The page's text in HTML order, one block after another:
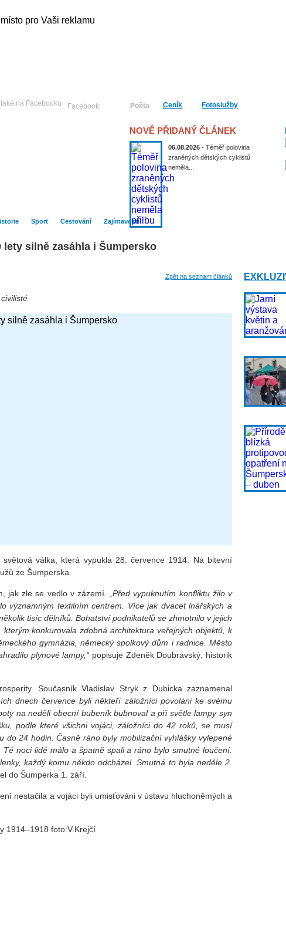
Facebook Pošta Ceník Fotoslužby
NOVĚ PŘIDANÝ ČLÁNEK
06.08.2026 - Téměř polovina
zraněných dětských cyklistů
neměla...
Sport Cestování Zajímavosti
silně zasáhla i Šumpersko
Zpět na seznam článků
válka, která vypukla 28. července 1914. Na bitevní
ze Šumperska.
jak zle se vedlo v zázemí.
„Před vypuknutím konfliktu žilo v
významným textilním centrem. Více jak dvacet lnářských a
tisíc dělníků. Bohatství podnikatelů se zhmotnilo v jejich
konkurovala zdobná architektura veřejných objektů, k
gymnázia, německý spolkový dům i radnice. Město
plynové lampy,“ popisuje Zdeněk Doubravský, historik
Současník Vladislav Stryk z Dubicka zaznamenal
dnech července byli někteří záložníci povoláni ke svému
na neděli obecní bubeník bubnoval a při světle lampy syn
podle které všichni vojáci, záložníci do 42 roků, se musí
do 24 hodin. Časně ráno byly mobilizační vyhlášky vylepené
noci lidé málo a špatně spali a ráno bylo smutné loučení.
každý komu někdo odcházel. Smutná to byla neděle 2.
do Šumperka 1. září.
nestačila a vojáci byli umisťováni v ústavu hluchoněmých a